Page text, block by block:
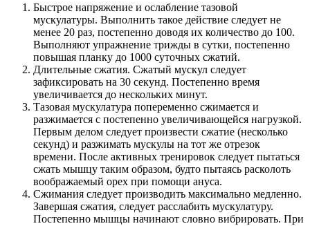
Быстрое напряжение и ослабление тазовой
мускулатуры. Выполнить такое действие следует не
менее 20 раз, постепенно доводя их количество до 100.
Выполняют упражнение трижды в сутки, постепенно
повышая планку до 1000 суточных сжатий.
Длительные сжатия. Сжатый мускул следует
зафиксировать на 30 секунд. Постепенно время
увеличивается до нескольких минут.
Тазовая мускулатура попеременно сжимается и
разжимается с постепенно увеличивающейся нагрузкой.
Первым делом следует произвести сжатие (несколько
секунд) и разжимать мускулы на тот же отрезок
времени. После активных тренировок следует пытаться
сжать мышцу таким образом, будто пытаясь расколоть
воображаемый орех при помощи ануса.
Сжимания следует производить максимально медленно.
Завершая сжатия, следует расслабить мускулатуру.
Постепенно мышцы начинают словно вибрировать. При